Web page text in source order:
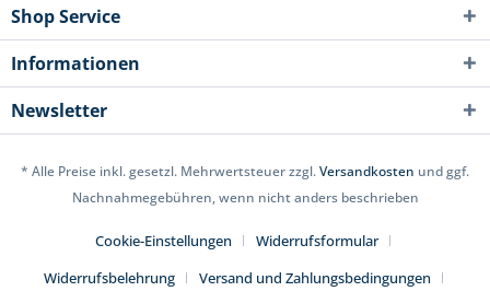
Shop Service
Informationen
Newsletter
* Alle Preise inkl. gesetzl. Mehrwertsteuer zzgl.Versandkosten und ggf.
Nachnahmegebühren, wenn nicht anders beschrieben
Cookie-Einstellungen
Widerrufsformular
Widerrufsbelehrung
Versand und Zahlungsbedingungen